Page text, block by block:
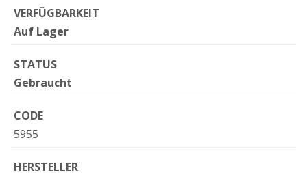
VERFÜGBARKEIT
Auf Lager
STATUS
Gebraucht
CODE
5955
HERSTELLER